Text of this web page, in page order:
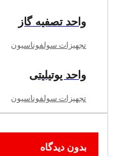
واحد تصفیه گاز
تجهیزات سولفوناسیون
واحد یوتیلیتی
تجهیزات سولفوناسیون
بدون دیدگاه